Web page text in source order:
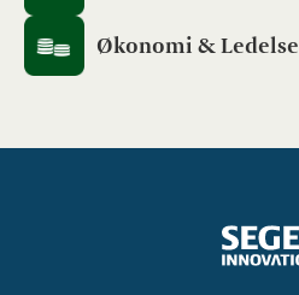
Økonomi & Ledelse